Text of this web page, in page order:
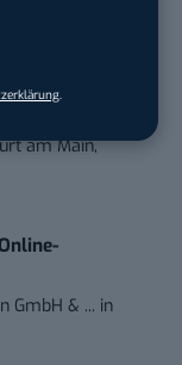
.
Account Lead
am Main,
GmbH & ... in